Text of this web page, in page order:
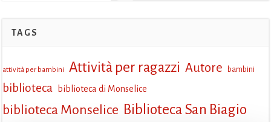
TAGS
attività per bambini Attività per ragazzi Autore bambini
biblioteca biblioteca di Monselice
biblioteca Monselice Biblioteca San Biagio